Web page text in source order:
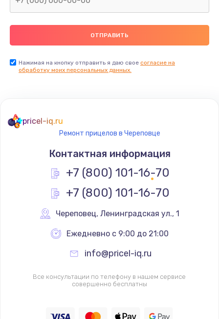
Нажимая на кнопку отправить я даю свое согласие на
обработку моих персональных данных.
pricel-iq.ru
Ремонт прицелов в Череповце
Контактная информация
+7 (800) 101-16-70
+7 (800) 101-16-70
Череповец, Ленинградская ул., 1
Ежедневно с 9:00 до 21:00
info@pricel-iq.ru
Все консультации по телефону в нашем сервисе
совершенно бесплатны